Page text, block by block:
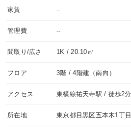
家賃 --
管理費 --
間取り/広さ 1K / 20.10㎡
フロア 3階 / 4階建（南向）
アクセス 東横線祐天寺駅 / 徒歩2分
所在地 東京都目黒区五本木1丁目